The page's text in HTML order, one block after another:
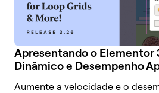
Apresentando o Elementor
Dinâmico e Desempenho
Aumente a velocidade e o